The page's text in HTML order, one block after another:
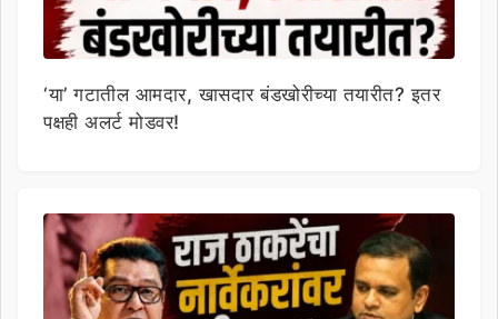
‘या’ गटातील आमदार, खासदार बंडखोरीच्या तयारीत? इतर
पक्षही अलर्ट मोडवर!